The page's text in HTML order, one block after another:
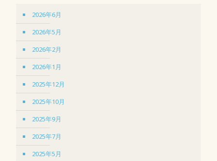
2026年6月
2026年5月
2026年2月
2026年1月
2025年12月
2025年10月
2025年9月
2025年7月
2025年5月